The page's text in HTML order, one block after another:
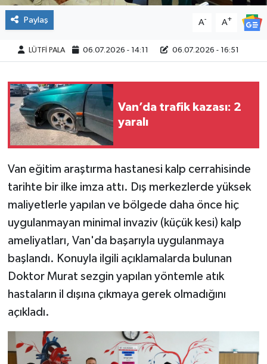
Paylaş A- A+
LÜTFİ PALA 06.07.2026 - 14:11 06.07.2026 - 16:51
Van’da trafik kazası: 2
yaralı
Van eğitim araştırma hastanesi kalp cerrahisinde
tarihte bir ilke imza attı. Dış merkezlerde yüksek
maliyetlerle yapılan ve bölgede daha önce hiç
uygulanmayan minimal invaziv (küçük kesi) kalp
ameliyatları, Van'da başarıyla uygulanmaya
başlandı. Konuyla ilgili açıklamalarda bulunan
Doktor Murat sezgin yapılan yöntemle atık
hastaların il dışına çıkmaya gerek olmadığını
açıkladı.